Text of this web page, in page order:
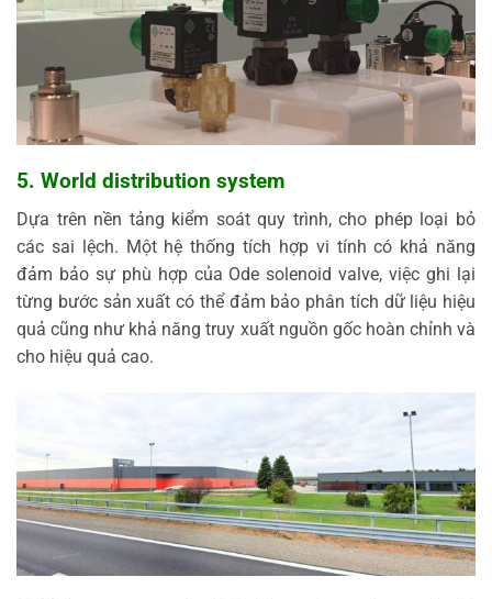
5. World distribution system
Dựa trên nền tảng kiểm soát quy trình, cho phép loại bỏ
các sai lệch. Một hệ thống tích hợp vi tính có khả năng
đảm bảo sự phù hợp của Ode solenoid valve, việc ghi lại
từng bước sản xuất có thể đảm bảo phân tích dữ liệu hiệu
quả cũng như khả năng truy xuất nguồn gốc hoàn chỉnh và
cho hiệu quả cao.